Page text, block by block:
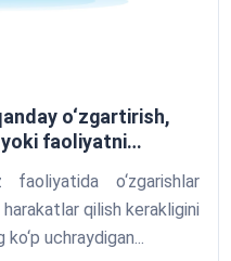
o‘zgartirish,
faoliyatni
o‘zgarishlar
qilish kerakligini
uchraydigan...